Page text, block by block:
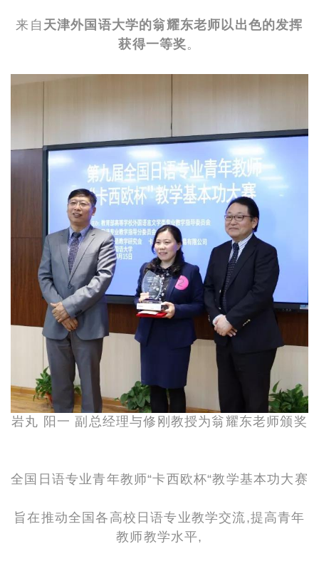
来自 天津外国语大学的翁耀东老师以出色的发挥
获得一等奖。
岩丸 阳一 副总经理与修刚教授为翁耀东老师颁奖
全国日语专业青年教师“卡西欧杯“教学基本功大赛
旨在推动全国各高校日语专业教学交流,提高青年
教师教学水平,